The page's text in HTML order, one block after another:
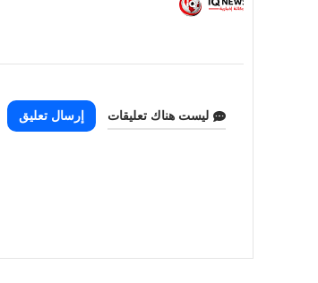
ليست هناك تعليقات إرسال تعليق